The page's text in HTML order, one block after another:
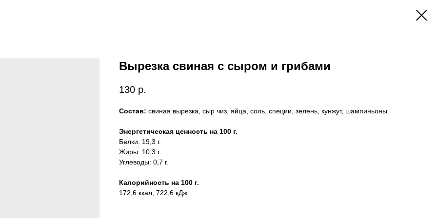
Вырезка свиная с сыром и грибами
130 р.
Состав: свиная вырезка, сыр чиз, яйца, соль, специи, зелень, кунжут, шампиньоны
Энергетическая ценность на 100 г.
Белки: 19,3 г.
Жиры: 10,3 г.
Углеводы: 0,7 г.
Калорийность на 100 г.
172,6 ккал; 722,6 кДж